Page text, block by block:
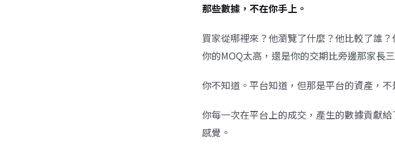
那些數據，不在你手上。
買家從哪裡來？他瀏覽了什麼？他比較了誰
你的MOQ太高，還是你的交期比旁邊那家長
你不知道。平台知道，但那是平台的資產，不
你每一次在平台上的成交，產生的數據貢獻
感覺。